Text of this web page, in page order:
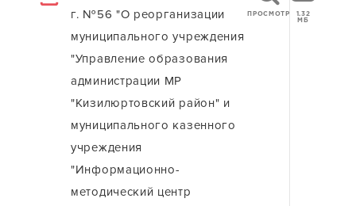
г. №56 "О реорганизации
муниципального учреждения
"Управление образования
администрации МР
"Кизилюртовский район" и
муниципального казенного
учреждения
"Информационно-
методический центр
ПРОСМОТР
1.32
МБ